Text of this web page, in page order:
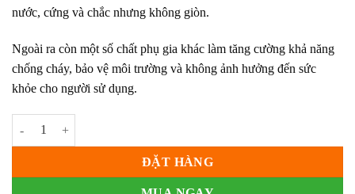
nước, cứng và chắc nhưng không giòn.
Ngoài ra còn một số chất phụ gia khác làm tăng cường khả năng
chống cháy, bảo vệ môi trường và không ảnh hưởng đến sức
khỏe cho người sử dụng.
Cửa Nhựa Composite KD.08 số lượng
ĐẶT HÀNG